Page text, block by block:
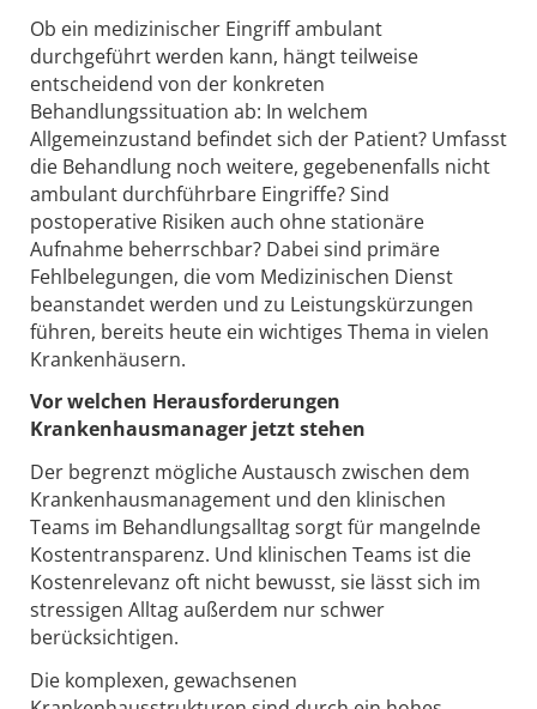
Ob ein medizinischer Eingriff ambulant
durchgeführt werden kann, hängt teilweise
entscheidend von der konkreten
Behandlungssituation ab: In welchem
Allgemeinzustand befindet sich der Patient? Umfasst
die Behandlung noch weitere, gegebenenfalls nicht
ambulant durchführbare Eingriffe? Sind
postoperative Risiken auch ohne stationäre
Aufnahme beherrschbar? Dabei sind primäre
Fehlbelegungen, die vom Medizinischen Dienst
beanstandet werden und zu Leistungskürzungen
führen, bereits heute ein wichtiges Thema in vielen
Krankenhäusern.
Vor welchen Herausforderungen
Krankenhausmanager jetzt stehen
Der begrenzt mögliche Austausch zwischen dem
Krankenhausmanagement und den klinischen
Teams im Behandlungsalltag sorgt für mangelnde
Kostentransparenz. Und klinischen Teams ist die
Kostenrelevanz oft nicht bewusst, sie lässt sich im
stressigen Alltag außerdem nur schwer
berücksichtigen.
Die komplexen, gewachsenen